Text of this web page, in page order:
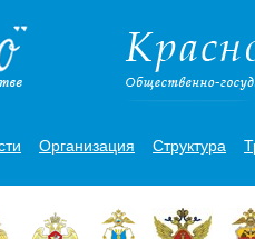
Организация Структура